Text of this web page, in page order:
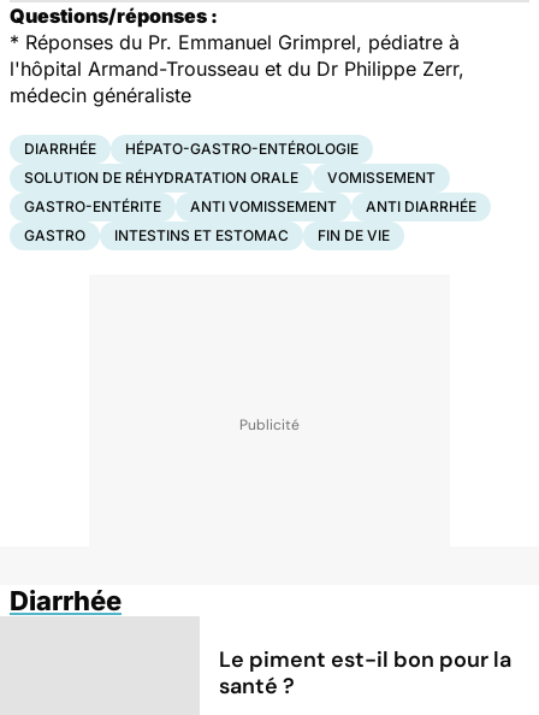
Questions/réponses :
* Réponses du Pr. Emmanuel Grimprel, pédiatre à
l'hôpital Armand-Trousseau et du Dr Philippe Zerr,
médecin généraliste
DIARRHÉE
HÉPATO-GASTRO-ENTÉROLOGIE
SOLUTION DE RÉHYDRATATION ORALE
VOMISSEMENT
GASTRO-ENTÉRITE
ANTI VOMISSEMENT
ANTI DIARRHÉE
GASTRO
INTESTINS ET ESTOMAC FIN DE VIE
Diarrhée
Le piment est-il bon pour la
santé ?